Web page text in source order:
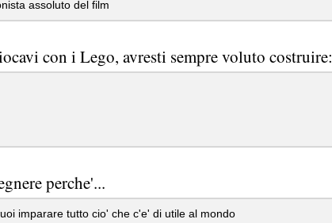
assoluto del film
con i Lego, avresti sempre voluto costruire:
perche'...
imparare tutto cio' che c'e' di utile al mondo